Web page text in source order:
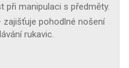
při manipulaci s předměty.
pohodlné nošení
rukavic.